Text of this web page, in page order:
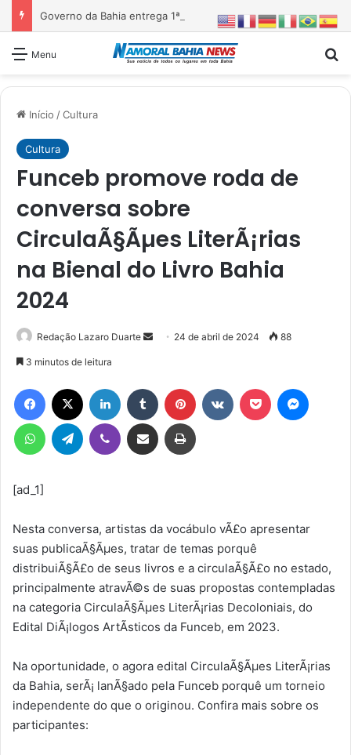
Governo da Bahia entrega 1ª etapa da requalificação do Parque Metropolitano de Pituaçu
Menu
Início /Cultura
Cultura
Funceb promove roda de
conversa sobre
CirculaÃ§Ãµes LiterÃ¡rias
na Bienal do Livro Bahia
2024
Redação Lazaro Duarte
Mande
mail
24 de abril de 2024 88
3 minutos de leitura
Facebook Linkedin Tumblr Pinterest Pocket
WhatsAppTelegram Viber Compartilhar via e-mail Imprimir
[ad_1]
Nesta conversa, artistas da vocábulo vÃ£o apresentar
suas publicaÃ§Ãµes, tratar de temas porquê
distribuiÃ§Ã£o de seus livros e a circulaÃ§Ã£o no estado,
principalmente atravÃ©s de suas propostas contempladas
na categoria CirculaÃ§Ãµes LiterÃ¡rias Decoloniais, do
Edital DiÃ¡logos ArtÃ­sticos da Funceb, em 2023.
Na oportunidade, o agora edital CirculaÃ§Ãµes LiterÃ¡rias
da Bahia, serÃ¡ lanÃ§ado pela Funceb porquê um torneio
independente do que o originou. Confira mais sobre os
participantes: